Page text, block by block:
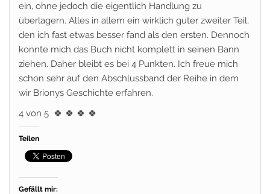
ein, ohne jedoch die eigentlich Handlung zu
überlagern. Alles in allem ein wirklich guter zweiter Teil,
den ich fast etwas besser fand als den ersten. Dennoch
konnte mich das Buch nicht komplett in seinen Bann
ziehen. Daher bleibt es bei 4 Punkten. Ich freue mich
schon sehr auf den Abschlussband der Reihe in dem
wir Brionys Geschichte erfahren.
4 von 5 🍀 🍀 🍀 🍀
Teilen
Gefällt mir: